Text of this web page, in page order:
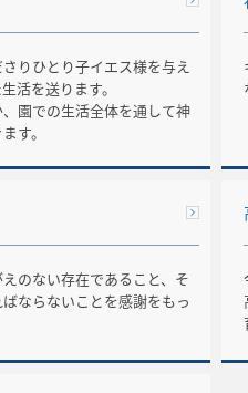
りひとり子イエス様を与え
活を送ります。
園での生活全体を通して神
す。
のない存在であること、そ
ならないことを感謝をもっ